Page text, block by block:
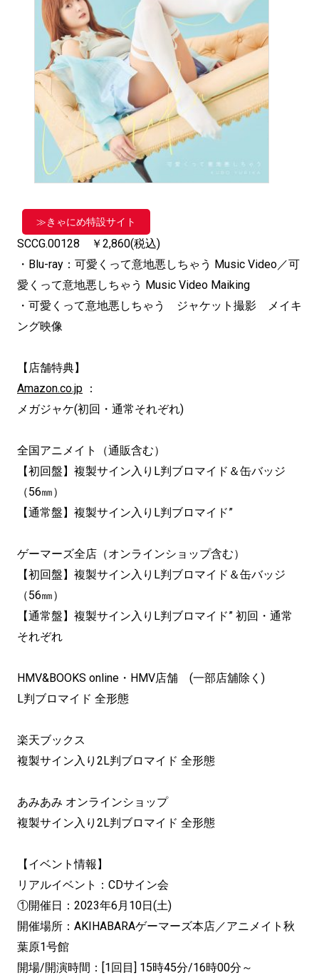
≫きゃにめ特設サイト
SCCG.00128 ￥2,860(税込)
・Blu-ray：可愛くって意地悪しちゃう Music Video／可
愛くって意地悪しちゃう Music Video Maiking
・可愛くって意地悪しちゃう ジャケット撮影 メイキ
ング映像
【店舗特典】
Amazon.co.jp ：
メガジャケ(初回・通常それぞれ)
全国アニメイト（通販含む）
【初回盤】複製サイン入りL判ブロマイド＆缶バッジ
（56㎜）
【通常盤】複製サイン入りL判ブロマイド”
ゲーマーズ全店（オンラインショップ含む）
【初回盤】複製サイン入りL判ブロマイド＆缶バッジ
（56㎜）
【通常盤】複製サイン入りL判ブロマイド” 初回・通常
それぞれ
HMV&BOOKS online・HMV店舗 (一部店舖除く)
L判ブロマイド 全形態
楽天ブックス
複製サイン入り2L判ブロマイド 全形態
あみあみ オンラインショップ
複製サイン入り2L判ブロマイド 全形態
【イベント情報】
リアルイベント：CDサイン会
①開催日：2023年6月10日(土)
開催場所：AKIHABARAゲーマーズ本店／アニメイト秋
葉原1号館
開場/開演時間：[1回目] 15時45分/16時00分～